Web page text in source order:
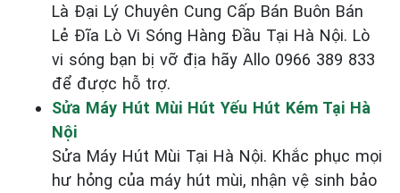
Là Đại Lý Chuyên Cung Cấp Bán Buôn Bán
Lẻ Đĩa Lò Vi Sóng Hàng Đầu Tại Hà Nội. Lò
vi sóng bạn bị vỡ địa hãy Allo 0966 389 833
để được hỗ trợ.
Sửa Máy Hút Mùi Hút Yếu Hút Kém Tại Hà
Nội
Sửa Máy Hút Mùi Tại Hà Nội. Khắc phục mọi
hư hỏng của máy hút mùi, nhận vệ sinh bảo